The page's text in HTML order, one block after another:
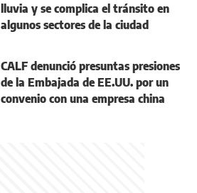
lluvia y se complica el tránsito en
algunos sectores de la ciudad
CALF denunció presuntas presiones
de la Embajada de EE.UU. por un
convenio con una empresa china